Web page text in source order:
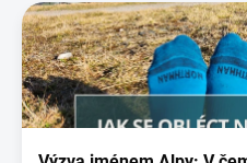
ý
p
i
s
č
l